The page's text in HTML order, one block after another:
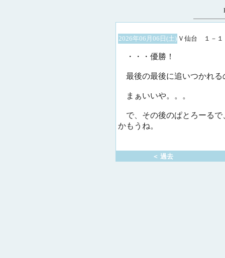
2026年06月06日(土) Ｖ仙台 １－
・・・優勝！
最後の最後に追いつかれる
まぁいいや。。。
で、その後のぱとろーるで
かもうね。
＜ 過去